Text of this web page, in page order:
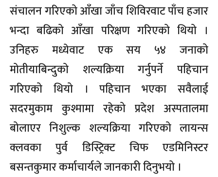
संचालन गरिएको आँखा जाँच शिविरवाट पाँच हजार
भन्दा बढिको आँखा परिक्षण गरिएको थियो ।
उनिहरु मध्येवाट एक सय ५४ जनाको
मोतीयाबिन्दुको शल्यक्रिया गर्नुपर्ने पहिचान
गरिएको थियो । पहिचान भएका सवैलाई
सदरमुकाम कुश्मामा रहेको प्रदेश अस्पतालमा
बोलाएर निशुल्क शल्यक्रिया गरिएको लायन्स
क्लवका पुर्व डिस्ट्रिक्ट चिफ एडमिनिस्टर
बसन्तकुमार कर्माचार्यले जानकारी दिनुभयो ।